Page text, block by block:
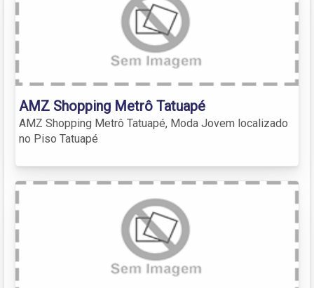
AMZ Shopping Metrô Tatuapé
AMZ Shopping Metrô Tatuapé, Moda Jovem localizado
no Piso Tatuapé